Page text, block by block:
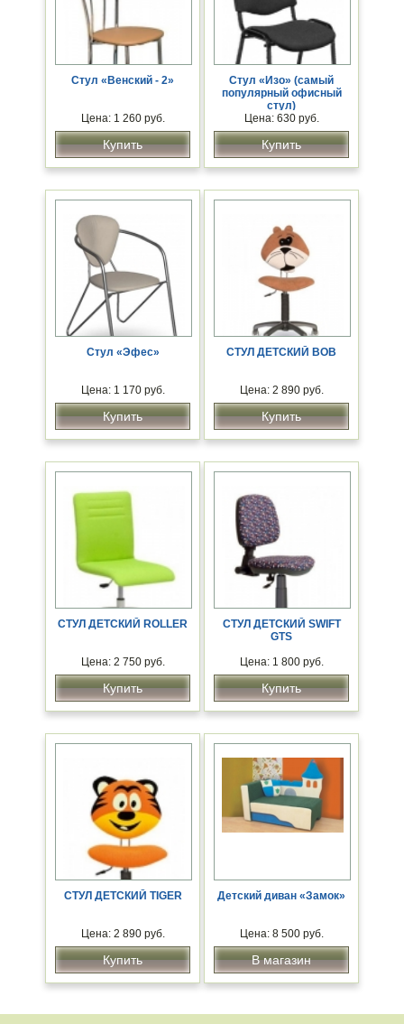
Стул «Венский - 2»
Цена: 1 260 руб.
Купить
Стул «Изо» (самый
популярный офисный
стул)
Цена: 630 руб.
Купить
Стул «Эфес»
Цена: 1 170 руб.
Купить
СТУЛ ДЕТСКИЙ BOB
Цена: 2 890 руб.
Купить
СТУЛ ДЕТСКИЙ ROLLER
Цена: 2 750 руб.
Купить
СТУЛ ДЕТСКИЙ SWIFT
GTS
Цена: 1 800 руб.
Купить
СТУЛ ДЕТСКИЙ TIGER
Цена: 2 890 руб.
Купить
Детский диван «Замок»
Цена: 8 500 руб.
В магазин